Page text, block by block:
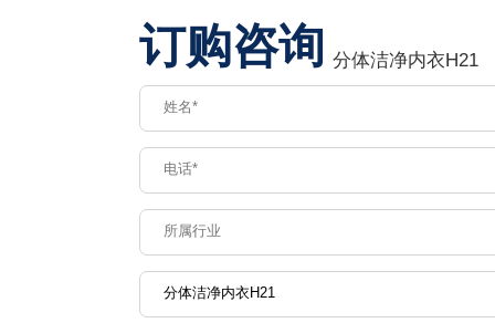
订购咨询 分体洁净内衣H21